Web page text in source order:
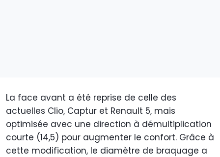
La face avant a été reprise de celle des
actuelles Clio, Captur et Renault 5, mais
optimisée avec une direction à démultiplication
courte (14,5) pour augmenter le confort. Grâce à
cette modification, le diamètre de braquage a